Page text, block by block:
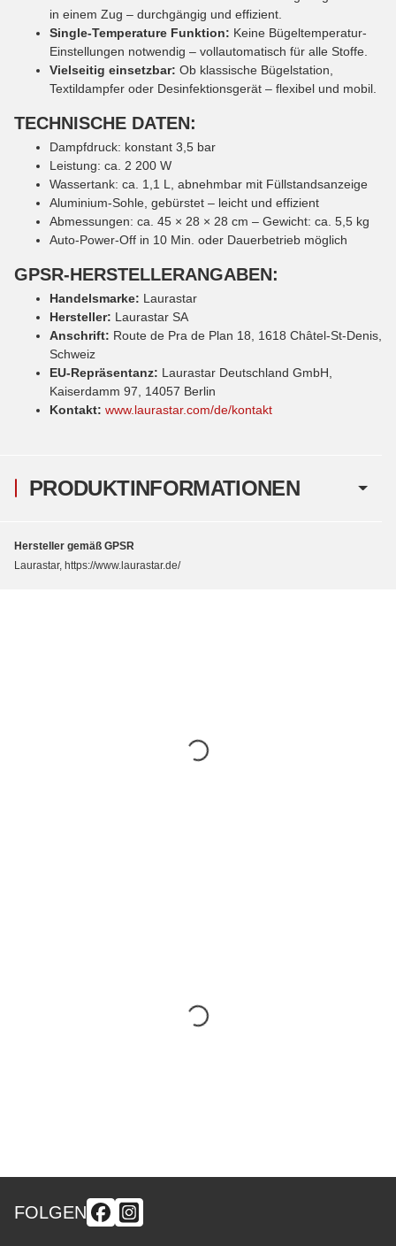
PRODUKTINFORMATIONEN
in einem Zug – durchgängig und effizient.
Single-Temperature Funktion: Keine Bügeltemperatur-
Einstellungen notwendig – vollautomatisch für alle Stoffe.
Vielseitig einsetzbar: Ob klassische Bügelstation,
Textildampfer oder Desinfektionsgerät – flexibel und mobil.
TECHNISCHE DATEN:
Dampfdruck: konstant 3,5 bar
Leistung: ca. 2 200 W
Wassertank: ca. 1,1 L, abnehmbar mit Füllstandsanzeige
Aluminium-Sohle, gebürstet – leicht und effizient
Abmessungen: ca. 45 × 28 × 28 cm – Gewicht: ca. 5,5 kg
Auto-Power-Off in 10 Min. oder Dauerbetrieb möglich
GPSR-HERSTELLERANGABEN:
Handelsmarke: Laurastar
Hersteller: Laurastar SA
Anschrift: Route de Pra de Plan 18, 1618 Châtel-St-Denis,
Schweiz
EU-Repräsentanz: Laurastar Deutschland GmbH,
Kaiserdamm 97, 14057 Berlin
Kontakt: www.laurastar.com/de/kontakt
Hersteller gemäß GPSR
Laurastar, https://www.laurastar.de/
FOLGEN